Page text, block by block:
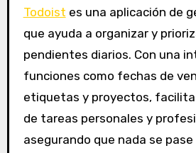
Todoist es una aplicación de
que ayuda a organizar y
pendientes diarios. Con una
funciones como fechas de
etiquetas y proyectos,
de tareas personales y
asegurando que nada se